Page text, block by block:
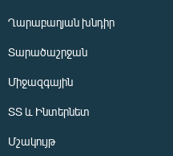
Ղարաբաղյան խնդիր
Տարածաշրջան
Միջազգային
ՏՏ և Ինտերնետ
Մշակույթ